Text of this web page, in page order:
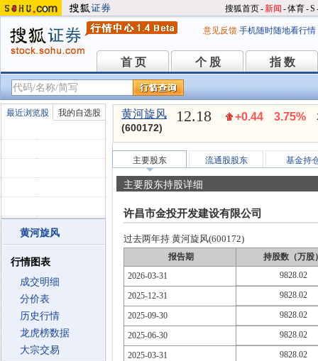
搜狐首页-新闻 -体育-S
意见反馈 手机随时随地看行情
首 页
首 页 个 股
个 股 指 数
指 数
最近浏览股 我的自选股
黄河旋风
行情图表
成交明细
分价表
历史行情
龙虎榜数据
大宗交易
黄河旋风
(600172)
12.18 +0.44 3.75%
主要股东 流通股股东 基金持
主要股东持股详细
许昌市金投开发建设有限公司
过去两年持 黄河旋风(600172)
报告期
持股数（万股
2026-03-31
9828.02
2025-12-31 9828.02
2025-09-30 9828.02
2025-06-30 9828.02
2025-03-31 9828.02